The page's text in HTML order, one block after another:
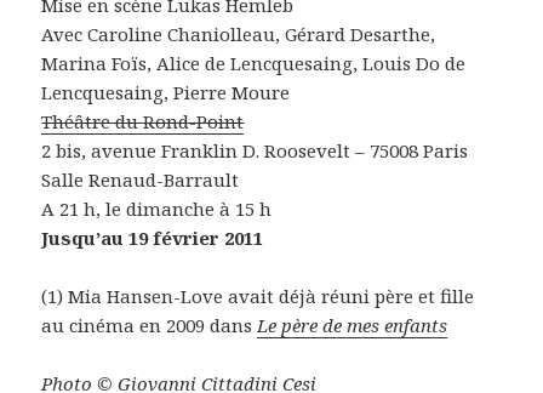
Mise en scène Lukas Hemleb
Avec Caroline Chaniolleau, Gérard Desarthe,
Marina Foïs, Alice de Lencquesaing, Louis Do de
Lencquesaing, Pierre Moure
Théâtre du Rond-Point
2 bis, avenue Franklin D. Roosevelt – 75008 Paris
Salle Renaud-Barrault
A 21 h, le dimanche à 15 h
Jusqu’au 19 février 2011
(1) Mia Hansen-Love avait déjà réuni père et fille
au cinéma en 2009 dansLe père de mes enfants
Photo © Giovanni Cittadini Cesi